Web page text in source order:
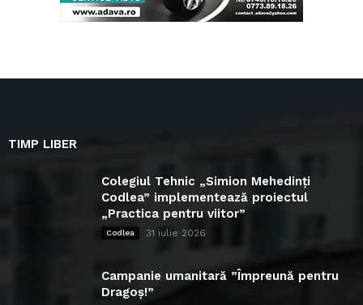
TIMP LIBER
Colegiul Tehnic „Simion Mehedinți
Codlea” implementează proiectul
„Practica pentru viitor”
Codlea 31 iulie 2026
Campanie umanitară ”Împreună pentru
Dragoș!”